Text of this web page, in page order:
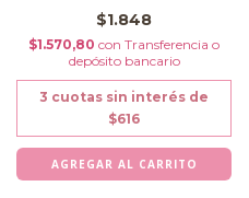
$1.848
$1.570,80 con Transferencia o
depósito bancario
3 cuotas sin interés de
$616